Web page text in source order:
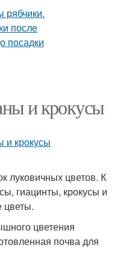
и крокусы
луковичных цветов. К
гиацинты, крокусы и
цветы.
цветения
почва для